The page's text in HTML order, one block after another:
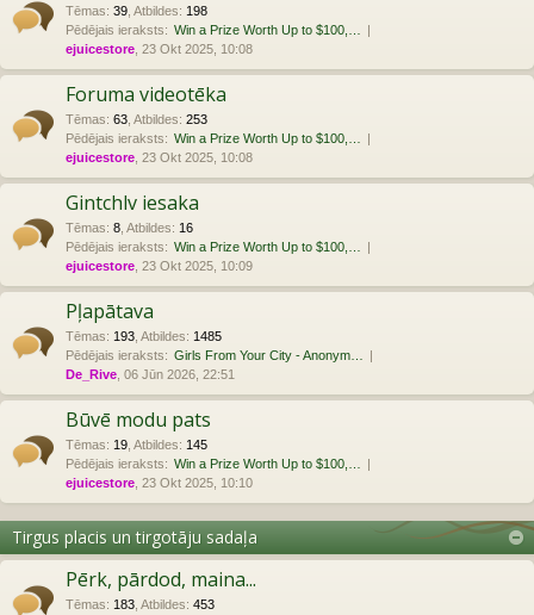
Tēmas: 39 Atbildes: 198
Pēdējais ieraksts: Win a Prize Worth Up to $100,…
ejuicestore , 23 Okt 2025, 10:08
Foruma videotēka
Tēmas: 63 Atbildes: 253
Pēdējais ieraksts: Win a Prize Worth Up to $100,…
ejuicestore , 23 Okt 2025, 10:08
Gintchlv iesaka
Tēmas: 8 Atbildes: 16
Pēdējais ieraksts: Win a Prize Worth Up to $100,…
ejuicestore , 23 Okt 2025, 10:09
Pļapātava
Tēmas: 193 Atbildes: 1485
Pēdējais ieraksts: Girls From Your City - Anonym…
De_Rive , 06 Jūn 2026, 22:51
Būvē modu pats
Tēmas: 19 Atbildes: 145
Pēdējais ieraksts: Win a Prize Worth Up to $100,…
ejuicestore , 23 Okt 2025, 10:10
Tirgus placis un tirgotāju sadaļa
Pērk, pārdod, maina...
Tēmas: 183 Atbildes: 453